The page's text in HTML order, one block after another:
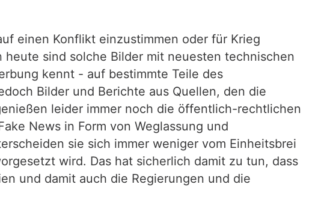
einen Konflikt einzustimmen oder für Krieg
sind solche Bilder mit neuesten technischen
kennt - auf bestimmte Teile des
Bilder und Berichte aus Quellen, den die
leider immer noch die öffentlich-rechtlichen
News in Form von Weglassung und
sie sich immer weniger vom Einheitsbrei
wird. Das hat sicherlich damit zu tun, dass
und damit auch die Regierungen und die